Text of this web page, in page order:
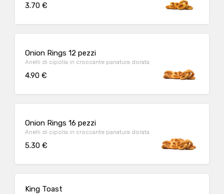
3.70 €
Onion Rings 12 pezzi
Anelli di cipolla in croccante panatura dorata
4.90 €
Onion Rings 16 pezzi
Anelli di cipolla in croccante panatura dorata
5.30 €
King Toast